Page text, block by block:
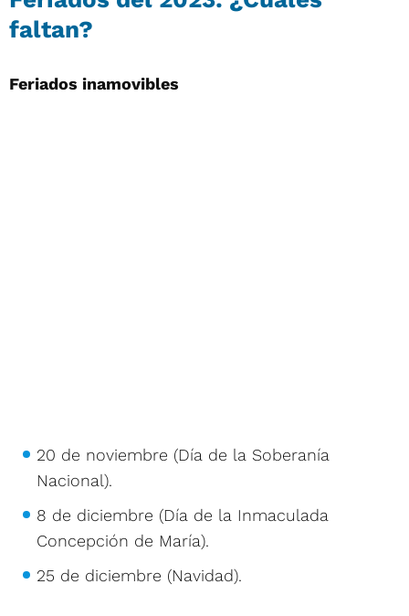
faltan?
Feriados inamovibles
20 de noviembre (Día de la Soberanía
Nacional).
8 de diciembre (Día de la Inmaculada
Concepción de María).
25 de diciembre (Navidad).